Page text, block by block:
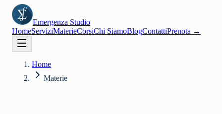
Emergenza Studio
HomeServiziMaterieCorsiChi SiamoBlogContattiPrenota →
Home
Materie